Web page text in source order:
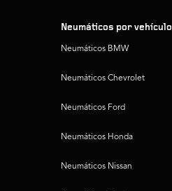
Neumáticos por vehículo
Neumáticos BMW
Neumáticos Chevrolet
Neumáticos Ford
Neumáticos Honda
Neumáticos Nissan